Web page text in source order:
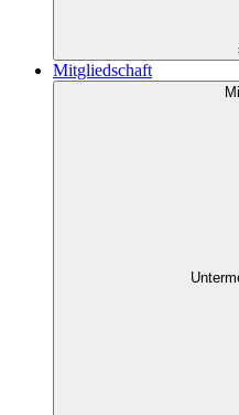
Mitgliedschaft